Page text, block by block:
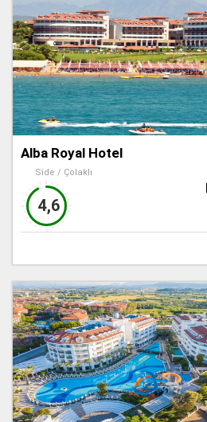
Alba Royal Hotel
Side / Çolaklı
4,6